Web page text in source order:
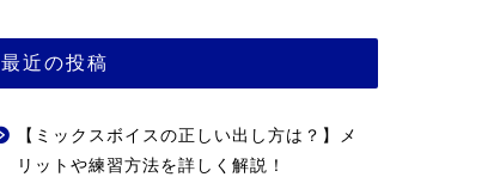
最近の投稿
【ミックスボイスの正しい出し方は？】メ
リットや練習方法を詳しく解説！